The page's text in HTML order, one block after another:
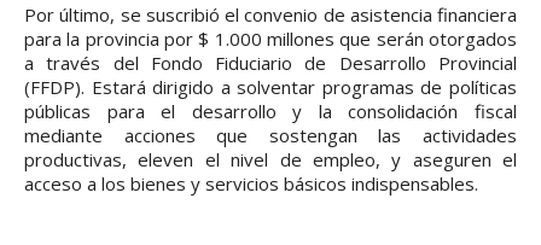
Por último, se suscribió el convenio de asistencia financiera
para la provincia por $ 1.000 millones que serán otorgados
a través del Fondo Fiduciario de Desarrollo Provincial
(FFDP). Estará dirigido a solventar programas de políticas
públicas para el desarrollo y la consolidación fiscal
mediante acciones que sostengan las actividades
productivas, eleven el nivel de empleo, y aseguren el
acceso a los bienes y servicios básicos indispensables.